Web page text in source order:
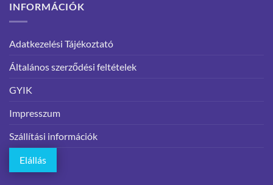
INFORMÁCIÓK
Adatkezelési Tájékoztató
Általános szerződési feltételek
GYIK
Impresszum
Szállítási információk
Elállás